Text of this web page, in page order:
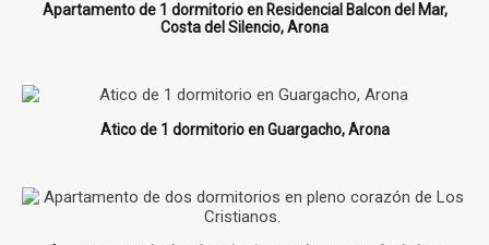
Apartamento de 1 dormitorio en Residencial Balcon del Mar,
Costa del Silencio, Arona
Atico de 1 dormitorio en Guargacho, Arona